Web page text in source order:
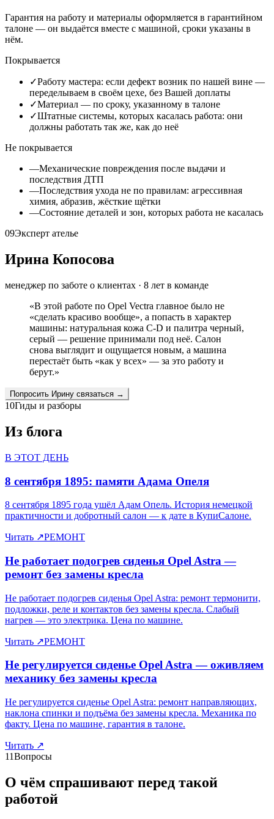
Гарантия на работу и материалы оформляется в гарантийном
талоне — он выдаётся вместе с машиной, сроки указаны в
нём.
Покрывается
✓Работу мастера: если дефект возник по нашей вине —
переделываем в своём цехе, без Вашей доплаты
✓Материал — по сроку, указанному в талоне
✓Штатные системы, которых касалась работа: они
должны работать так же, как до неё
Не покрывается
—Механические повреждения после выдачи и
последствия ДТП
—Последствия ухода не по правилам: агрессивная
химия, абразив, жёсткие щётки
—Состояние деталей и зон, которых работа не касалась
09Эксперт ателье
Ирина Копосова
менеджер по заботе о клиентах · 8 лет в команде
«В этой работе по Opel Vectra главное было не
«сделать красиво вообще», а попасть в характер
машины: натуральная кожа C-D и палитра черный,
серый — решение принимали под неё. Салон
снова выглядит и ощущается новым, а машина
перестаёт быть «как у всех» — за это работу и
берут.»
Попросить Ирину связаться →
10Гиды и разборы
Из блога
В ЭТОТ ДЕНЬ
8 сентября 1895: памяти Адама Опеля
8 сентября 1895 года ушёл Адам Опель. История немецкой
практичности и добротный салон — к дате в КупиСалоне.
Читать ↗РЕМОНТ
Не работает подогрев сиденья Opel Astra —
ремонт без замены кресла
Не работает подогрев сиденья Opel Astra: ремонт термонити,
подложки, реле и контактов без замены кресла. Слабый
нагрев — это электрика. Цена по машине.
Читать ↗РЕМОНТ
Не регулируется сиденье Opel Astra — оживляем
механику без замены кресла
Не регулируется сиденье Opel Astra: ремонт направляющих,
наклона спинки и подъёма без замены кресла. Механика по
факту. Цена по машине, гарантия в талоне.
Читать ↗
11Вопросы
О чём спрашивают перед такой
работой